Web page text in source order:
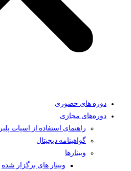
دوره های حضوری
دوره‌های مجازی
راهنمای استفاده از اسپات پلیر
گواهینامه دیجیتال
وبینار‌ها
وبینار های برگزار شده